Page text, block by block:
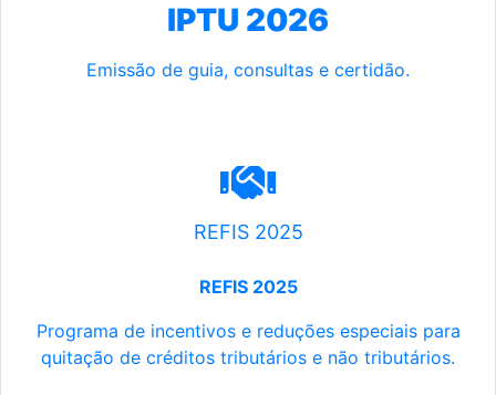
IPTU 2026
Emissão de guia, consultas e certidão.
REFIS 2025
REFIS 2025
Programa de incentivos e reduções especiais para
quitação de créditos tributários e não tributários.